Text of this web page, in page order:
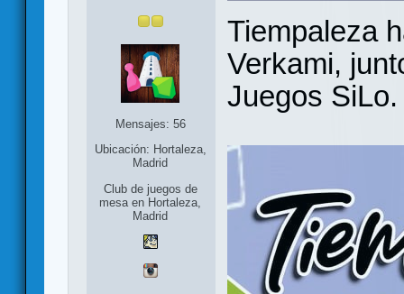
Mensajes: 56
Ubicación: Hortaleza,
Madrid
Club de juegos de
mesa en Hortaleza,
Madrid
Tiempaleza
Verkami,
Juegos